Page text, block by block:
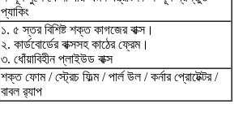
প্যাকিং
১. ৫ স্তর বিশিষ্ট শক্ত কাগজের বাক্স।
২. কার্ডবোর্ডের বাক্সসহ কাঠের ফ্রেম।
৩. ধোঁয়াবিহীন প্লাইউড বাক্স
শক্ত ফোম / স্ট্রেচ ফিল্ম / পার্ল উল / কর্নার প্রোটেক্টর /
বাবল র‍্যাপ